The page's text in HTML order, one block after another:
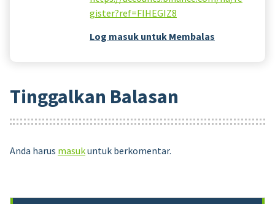
gister?ref=FIHEGIZ8
Log masuk untuk Membalas
Tinggalkan Balasan
Anda harus masukuntuk berkomentar.